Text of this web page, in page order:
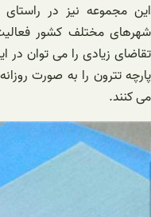
این مجموعه نیز در راستای
شهرهای مختلف کشور
تقاضای زیادی را می توان در
پارچه تترون را به صورت
می کنند.